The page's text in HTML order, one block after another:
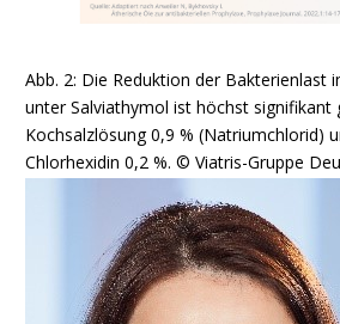
Abb. 2: Die Reduktion der Bakterienlast
unter Salviathymol ist höchst signifikant
Kochsalzlösung 0,9 % (Natriumchlorid)
Chlorhexidin 0,2 %. © Viatris-Gruppe